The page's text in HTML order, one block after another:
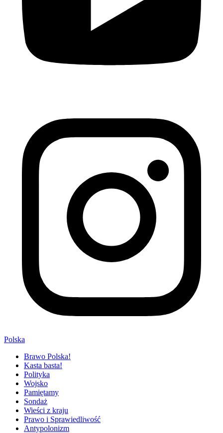
Polska
Brawo Polska!
Kasta basta!
Polityka
Wojsko
Pamiętamy
Sondaż
Wieści z kraju
Prawo i Sprawiedliwość
Antypolonizm